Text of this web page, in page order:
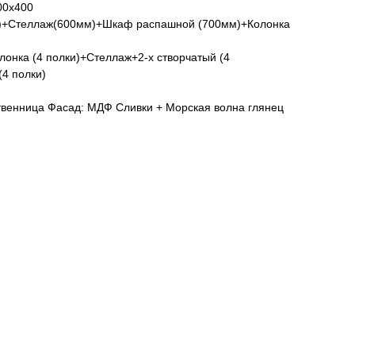
распашной (700мм)+Колонка
(4 полки)+Стеллаж+2-х створчатый (4
полки)
Фасад: МДФ Сливки + Морская волна глянец